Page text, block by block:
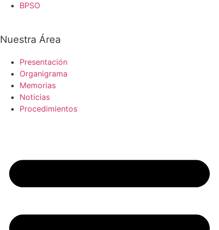
BPSO
Nuestra Área
Presentación
Organigrama
Memorias
Noticias
Procedimientos